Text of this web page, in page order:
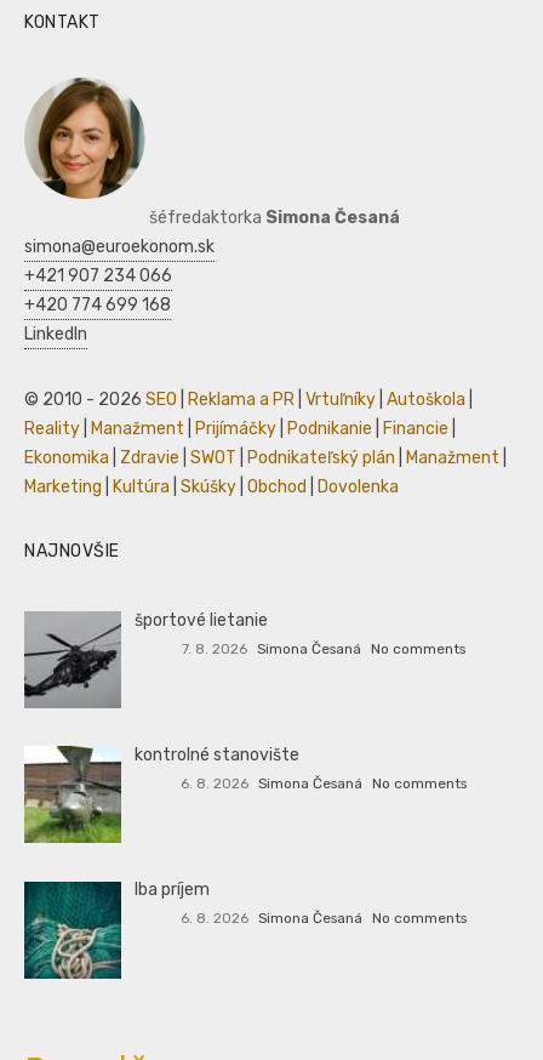
KONTAKT
šéfredaktorka Simona Česaná
simona@euroekonom.sk
+421 907 234 066
+420 774 699 168
LinkedIn
© 2010 - 2026 SEO Reklama a PR Vrtuľníky Autoškola
Reality
Manažment Prijímáčky Podnikanie Financie
Ekonomika
Zdravie SWOT Podnikateľský plán Manažment
Marketing
Kultúra Skúšky Obchod Dovolenka
NAJNOVŠIE
športové lietanie
7. 8. 2026 Simona Česaná No comments
kontrolné stanovište
6. 8. 2026 Simona Česaná No comments
Iba príjem
6. 8. 2026 Simona Česaná No comments